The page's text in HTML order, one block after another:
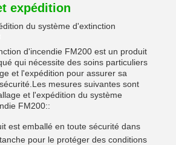
expédition
du système d'extinction
d'incendie FM200 est un produit
qui nécessite des soins particuliers
et l'expédition pour assurer sa
mesures suivantes sont
et l'expédition du système
FM200::
est emballé en toute sécurité dans
pour le protéger des conditions